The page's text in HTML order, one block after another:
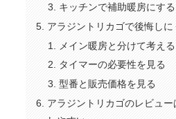
キッチンで補助暖房にする
アラジントリカゴで後悔し
メイン暖房と分けて考える
タイマーの必要性を見る
型番と販売価格を見る
アラジントリカゴのレビュ